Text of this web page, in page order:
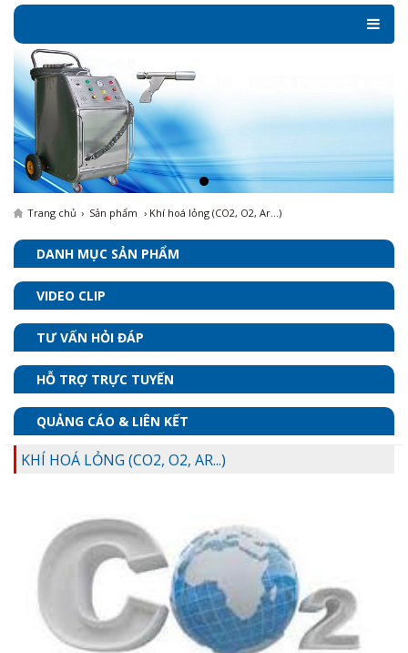
Trang chủ › Sản phẩm › Khí hoá lỏng (CO2, O2, Ar...)
DANH MỤC SẢN PHẨM
VIDEO CLIP
TƯ VẤN HỎI ĐÁP
HỖ TRỢ TRỰC TUYẾN
QUẢNG CÁO & LIÊN KẾT
KHÍ HOÁ LỎNG (CO2, O2, AR...)